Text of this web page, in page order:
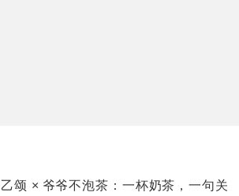
乙颂 × 爷爷不泡茶：一杯奶茶，一句关